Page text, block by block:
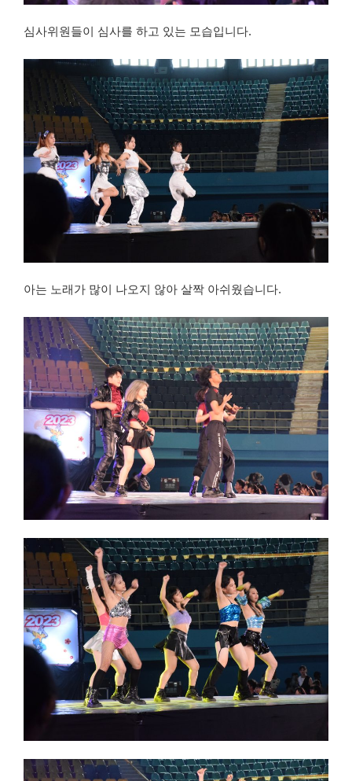
심사위원들이 심사를 하고 있는 모습입니다.
아는 노래가 많이 나오지 않아 살짝 아쉬웠습니다.